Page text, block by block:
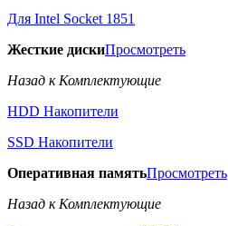
Для Intel Socket 1851
Жесткие дискиПросмотреть
Назад к Комплектующие
HDD Накопители
SSD Накопители
Оперативная памятьПросмотреть
Назад к Комплектующие